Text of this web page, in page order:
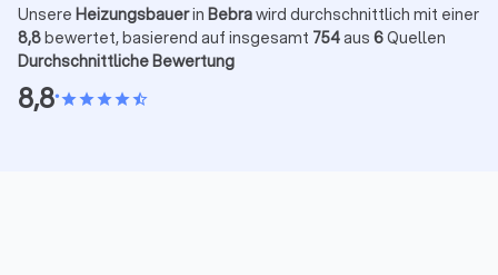
Unsere Heizungsbauerin Bebrawird durchschnittlich mit einer
8,8bewertet, basierend auf insgesamt 754aus 6Quellen
Durchschnittliche Bewertung
8,8•starstarstarstarstar_half